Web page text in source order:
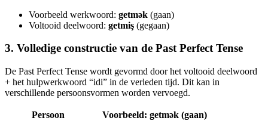
Voorbeeld werkwoord: getmək (gaan)
Voltooid deelwoord: getmiş (gegaan)
3. Volledige constructie van de Past Perfect Tense
De Past Perfect Tense wordt gevormd door het voltooid deelwoord
+ het hulpwerkwoord “idi” in de verleden tijd. Dit kan in
verschillende persoonsvormen worden vervoegd.
Persoon
Voorbeeld: getmək (gaan)